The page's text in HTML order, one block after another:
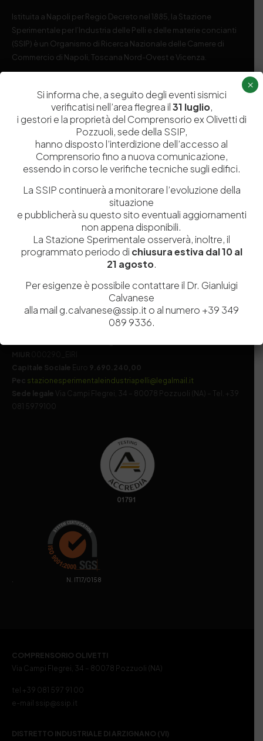
Istituita a Napoli per Regio Decreto nel 1885, la Stazione
Sperimentale per l’Industria delle Pelli e delle materie concianti
(SSIP) è un Organismo di Ricerca Nazionale delle Camere di
Commercio di Napoli, Toscana Nord-Ovest e Vicenza.
Chi siamo
Ricerca e Sviluppo
documentazione
Contatti
Laboratori
Dipartimenti di ricerca
Biblioteca
Media
Tutela Whistleblowing
Amministrazione Trasparente
Codice fiscale e Partita Iva07936981211
Capitale Sociale Euro 9.690.240,00
Pec stazionesperimentaleindustriapelli@legalmail.it
Sede legale
Via Campi Flegrei, 34 – 80078 Pozzuoli (NA) – Tel. +39
081 5979100
. N. IT17/0158
COMPRENSORIO OLIVETTI
Via Campi Flegrei, 34 – 80078 Pozzuoli (NA)
tel +39 081 597 91 00
e-mail ssip@ssip.it
DISTRETTO INDUSTRIALE DI ARZIGNANO (VI)
Si informa che, a seguito degli eventi sismici
verificatisi nell’area flegrea il31 luglio,
i gestori e la proprietà del Comprensorio ex Olivetti di
Pozzuoli, sede della SSIP,
hanno disposto l’interdizione dell’accesso al
Comprensorio fino a nuova comunicazione,
essendo in corso le verifiche tecniche sugli edifici.
La SSIP continuerà a monitorare l’evoluzione della
situazione
e pubblicherà su questo sito eventuali aggiornamenti
non appena disponibili.
La Stazione Sperimentale osserverà, inoltre, il
programmato periodo di chiusura estiva dal 10 al
21 agosto.
Per esigenze è possibile contattare il Dr. Gianluigi
Calvanese
alla mail g.calvanese@ssip.it o al numero +39 349
089 9336.
×